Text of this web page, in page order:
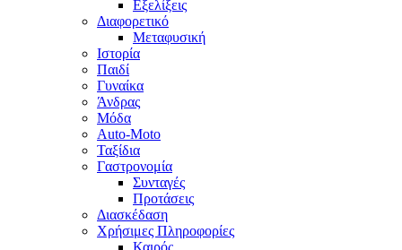
Εξελίξεις
Διαφορετικό
Μεταφυσική
Ιστορία
Παιδί
Γυναίκα
Άνδρας
Μόδα
Auto-Moto
Ταξίδια
Γαστρονομία
Συνταγές
Προτάσεις
Διασκέδαση
Χρήσιμες Πληροφορίες
Καιρός